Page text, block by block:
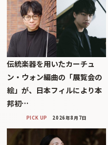
伝統楽器を用いたカーチュ
ン・ウォン編曲の「展覧会の
絵」が、日本フィルにより本
邦初…
PICK UP 2026年8月7日